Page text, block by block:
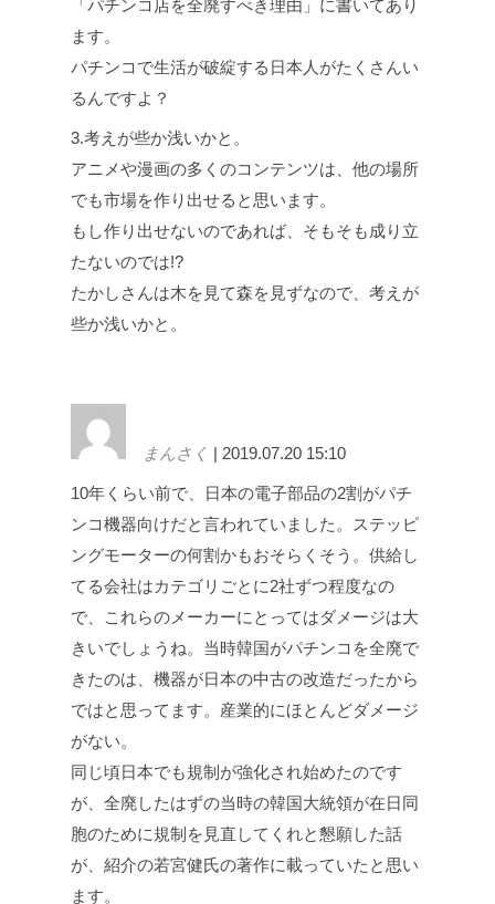
「パチンコ店を全廃すべき理由」に書いてあり
ます。
パチンコで生活が破綻する日本人がたくさんい
るんですよ？
3.考えが些か浅いかと。
アニメや漫画の多くのコンテンツは、他の場所
でも市場を作り出せると思います。
もし作り出せないのであれば、そもそも成り立
たないのでは!?
たかしさんは木を見て森を見ずなので、考えが
些か浅いかと。
まんさく | 2019.07.20 15:10
10年くらい前で、日本の電子部品の2割がパチ
ンコ機器向けだと言われていました。ステッピ
ングモーターの何割かもおそらくそう。供給し
てる会社はカテゴリごとに2社ずつ程度なの
で、これらのメーカーにとってはダメージは大
きいでしょうね。当時韓国がパチンコを全廃で
きたのは、機器が日本の中古の改造だったから
ではと思ってます。産業的にほとんどダメージ
がない。
同じ頃日本でも規制が強化され始めたのです
が、全廃したはずの当時の韓国大統領が在日同
胞のために規制を見直してくれと懇願した話
が、紹介の若宮健氏の著作に載っていたと思い
ます。